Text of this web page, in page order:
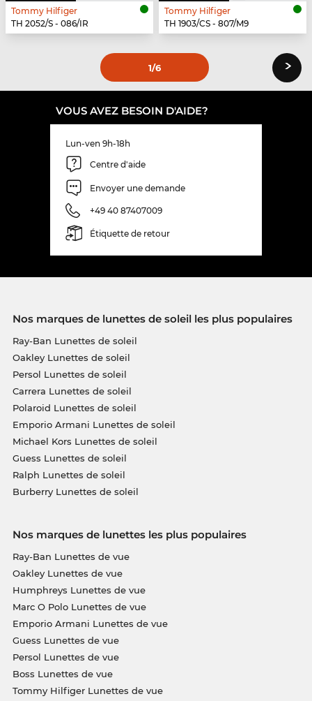
Tommy Hilfiger
TH 2052/S - 086/IR
Tommy Hilfiger
TH 1903/CS - 807/M9
1/6 ›
VOUS AVEZ BESOIN D'AIDE?
Lun-ven 9h-18h
Centre d'aide
Envoyer une demande
+49 40 87407009
Étiquette de retour
Nos marques de lunettes de soleil les plus populaires
Ray-Ban Lunettes de soleil
Oakley Lunettes de soleil
Persol Lunettes de soleil
Carrera Lunettes de soleil
Polaroid Lunettes de soleil
Emporio Armani Lunettes de soleil
Michael Kors Lunettes de soleil
Guess Lunettes de soleil
Ralph Lunettes de soleil
Burberry Lunettes de soleil
Nos marques de lunettes les plus populaires
Ray-Ban Lunettes de vue
Oakley Lunettes de vue
Humphreys Lunettes de vue
Marc O Polo Lunettes de vue
Emporio Armani Lunettes de vue
Guess Lunettes de vue
Persol Lunettes de vue
Boss Lunettes de vue
Tommy Hilfiger Lunettes de vue